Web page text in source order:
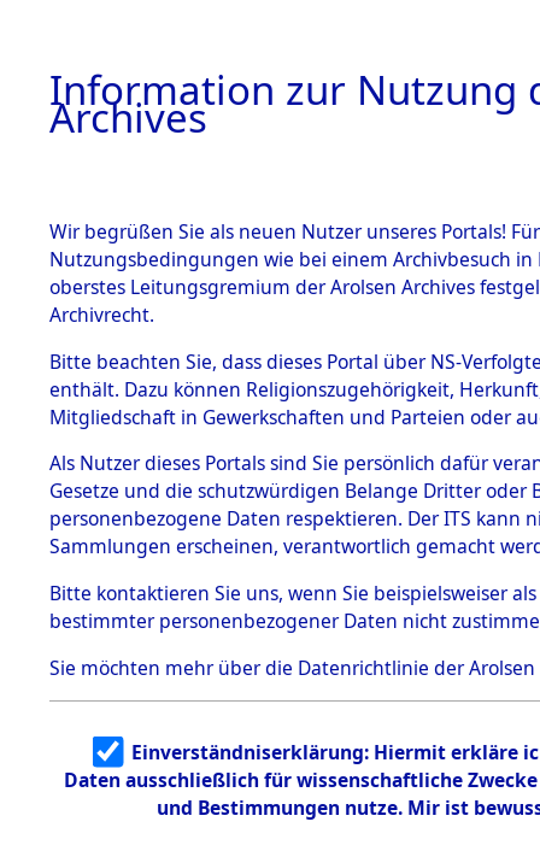
BESTÄNDE
1.
mente
5. Verschiedenes
5.3
Todesmärsche
5.3.1 Alliierte
Erhebungen
zu
Todesmärsch
en
5.3.2
Identifizierun
g
5.3.3
Todesmärsch
Dead -
Branch -
0059
Information zur Nutzung
Archives
Wir begrüßen Sie als neuen Nutzer unseres Portals!
Nutzungsbedingungen wie bei einem Archivbesuch
oberstes Leitungsgremium der Arolsen Archives
Archivrecht.
Bitte beachten Sie, dass dieses Portal über NS-
enthält. Dazu können Religionszugehörigkeit,
Mitgliedschaft in Gewerkschaften und Parteien oder
Als Nutzer dieses Portals sind Sie persönlich dafür
Gesetze und die schutzwürdigen Belange Dritter
personenbezogene Daten respektieren. Der ITS
Sammlungen erscheinen, verantwortlich gemacht
Bitte kontaktieren Sie uns, wenn Sie beispielsweiser
bestimmter personenbezogener Daten nicht
Sie möchten mehr über die Datenrichtlinie der Arolsen
Einverständniserklärung: Hiermit erkläre
Daten ausschließlich für wissenschaftliche
und Bestimmungen nutze. Mir ist